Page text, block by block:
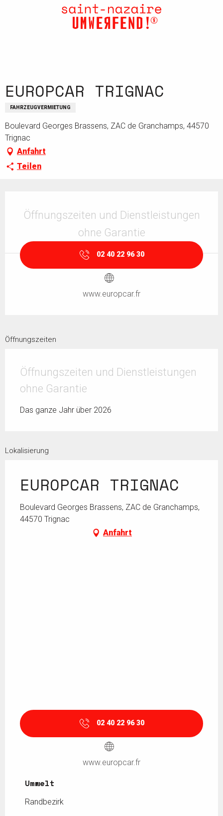
EUROPCAR TRIGNAC
FAHRZEUGVERMIETUNG
Boulevard Georges Brassens, ZAC de Granchamps, 44570
Trignac
Anfahrt
Teilen
Öffnungszeiten und Dienstleistungen
ohne Garantie
02 40 22 96 30
www.europcar.fr
Öffnungszeiten
Öffnungszeiten und Dienstleistungen
ohne Garantie
Das ganze Jahr über 2026
Lokalisierung
EUROPCAR TRIGNAC
Boulevard Georges Brassens, ZAC de Granchamps,
44570 Trignac
Anfahrt
02 40 22 96 30
www.europcar.fr
Umwelt
Umwelt
Randbezirk